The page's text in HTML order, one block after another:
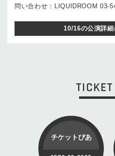
問い合わせ：LIQUIDROOM 03-
10/16の公演詳
チケットぴあ